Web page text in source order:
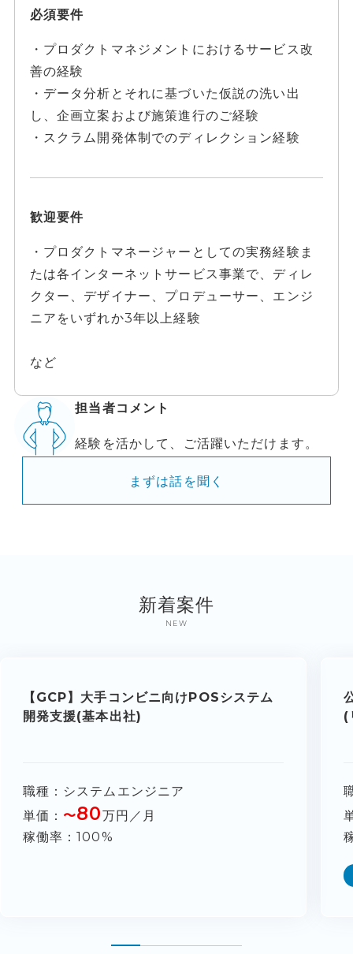
必須要件
・プロダクトマネジメントにおけるサービス改
善の経験
・データ分析とそれに基づいた仮説の洗い出
し、企画立案および施策進行のご経験
・スクラム開発体制でのディレクション経験
歓迎要件
・プロダクトマネージャーとしての実務経験ま
たは各インターネットサービス事業で、ディレ
クター、デザイナー、プロデューサー、エンジ
ニアをいずれか3年以上経験
など
担当者コメント
経験を活かして、ご活躍いただけます。
まずは話を聞く
新着案件
NEW
【GCP】大手コンビニ向けPOSシステム
開発支援(基本出社)
職種
システムエンジニア
単価
〜80万円／月
稼働率
100%
(